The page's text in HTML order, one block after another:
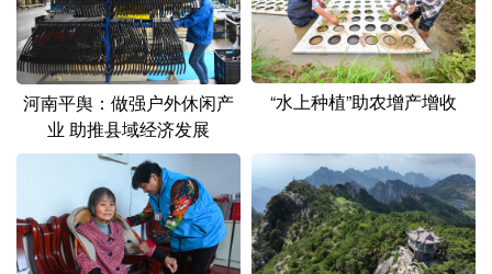
陕西 甘肃 青海 宁夏
新疆 内蒙古 黑龙江
多语种频道
English Español Français عربى
Русский язык 日本語 한국어
河南平舆：做强户外休闲产
业 助推县域经济发展
“水上种植”助农增产增收